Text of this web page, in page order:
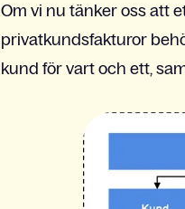
Om vi nu tänker oss att
privatkundsfakturor
kund för vart och ett,